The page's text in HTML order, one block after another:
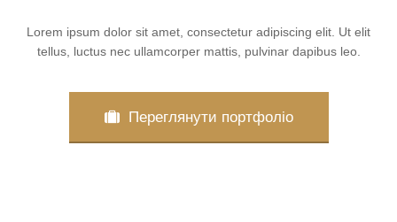
Lorem ipsum dolor sit amet, consectetur adipiscing elit. Ut elit
tellus, luctus nec ullamcorper mattis, pulvinar dapibus leo.
Переглянути портфоліо